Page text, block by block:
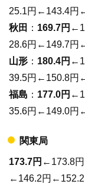
25.1円←143.4円
秋田 ： 169.7円
28.6円←149.7円
山形 ： 180.4円
39.5円←150.8円
福島 ： 177.0円
35.6円←149.0円
関東局
173.7円 ←173.8
←146.2円←152.2